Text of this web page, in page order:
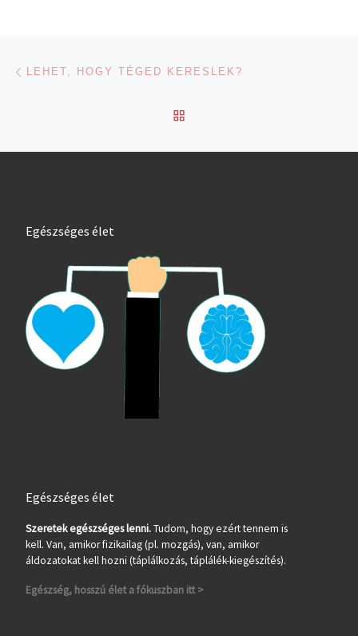
Navigálás a bejegyzések között
LEHET, HOGY TÉGED KERESLEK?
Egészséges élet
Egészséges élet
Szeretek egészséges lenni.Tudom, hogy ezért tennem is
kell. Van, amikor fizikailag (pl. mozgás), van, amikor
áldozatokat kell hozni (táplálkozás, táplálék-kiegészítés).
Egészség, hosszú élet a fókuszban itt >